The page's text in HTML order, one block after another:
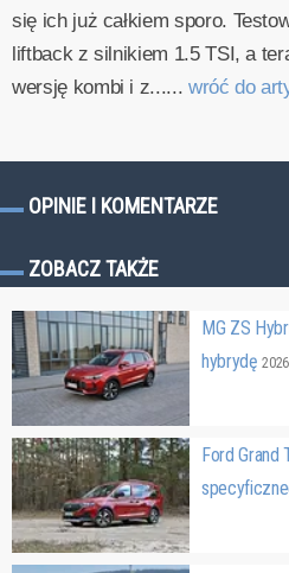
się ich już całkiem sporo.
liftback z silnikiem 1.5 TSI, a
wersję kombi i z...... wróć do
OPINIE I KOMENTARZE
ZOBACZ TAKŻE
MG ZS
hybrydę
Ford Grand